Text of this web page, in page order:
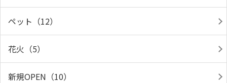
ペット（12）
花火（5）
新規OPEN（10）